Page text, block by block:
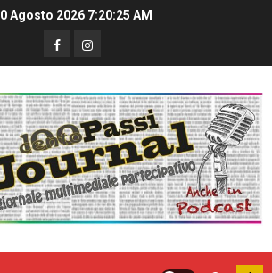
Agosto 2026 7:20:25 AM